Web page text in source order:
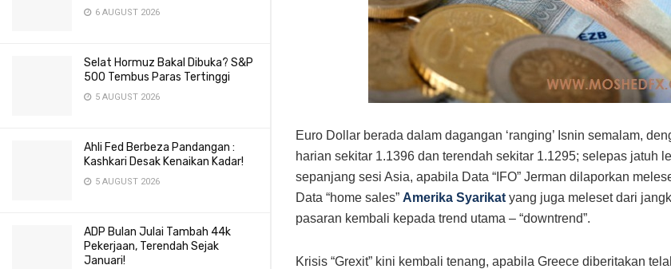
6 AUGUST 2026
Selat Hormuz Bakal Dibuka? S&P
500 Tembus Paras Tertinggi
5 AUGUST 2026
Ahli Fed Berbeza Pandangan :
Kashkari Desak Kenaikan Kadar!
5 AUGUST 2026
ADP Bulan Julai Tambah 44k
Pekerjaan, Terendah Sejak
Januari!
Euro Dollar berada dalam dagangan ‘ranging’ Isnin semalam,
harian sekitar 1.1396 dan terendah sekitar 1.1295; selepas jatuh
sepanjang sesi Asia, apabila Data “IFO” Jerman dilaporkan
Data “home sales” Amerika Syarikat yang juga meleset dari
pasaran kembali kepada trend utama – “downtrend”.
Krisis “Grexit” kini kembali tenang, apabila Greece diberitakan